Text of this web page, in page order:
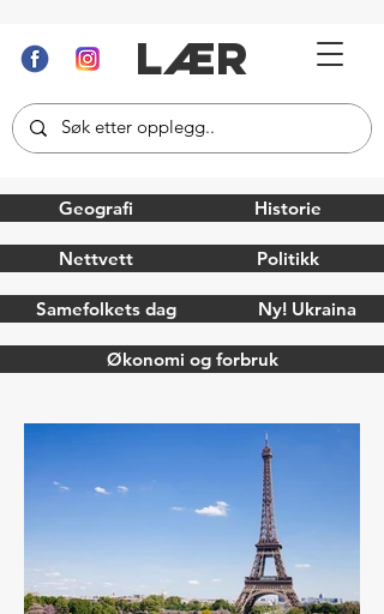
LÆR
Geografi Historie
Nettvett Politikk
Samefolkets dag Ny! Ukraina
Økonomi og forbruk